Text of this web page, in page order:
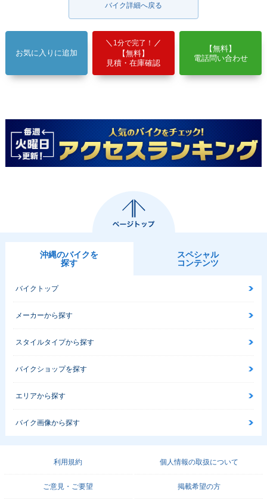
バイク詳細へ戻る
お気に入りに追加
1分で完了！
【無料】
見積・在庫確認
【無料】
電話問い合わせ
沖縄のバイクを
探す
スペシャル
コンテンツ
バイクトップ
メーカーから探す
スタイルタイプから探す
バイクショップを探す
エリアから探す
バイク画像から探す
利用規約 個人情報の取扱について
ご意見・ご要望 掲載希望の方